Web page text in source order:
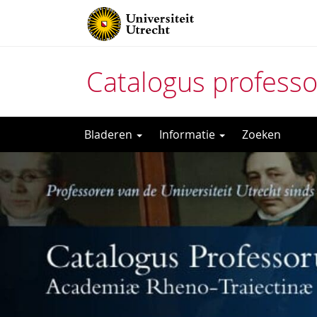
Catalogus
naar
het
inhoud
Bladeren Informatie Zoeken